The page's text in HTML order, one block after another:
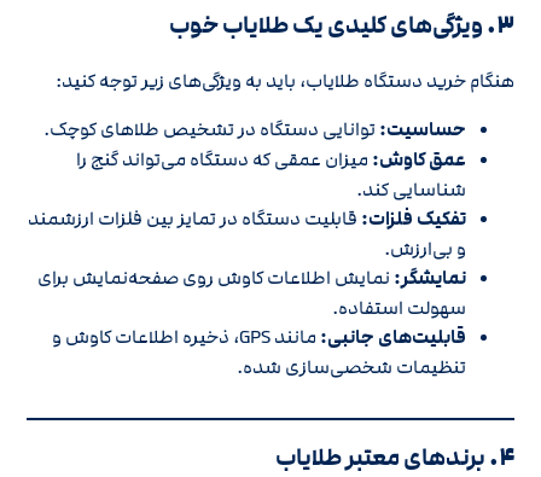
۳. ویژگی‌های کلیدی یک طلایاب خوب
هنگام خرید دستگاه طلایاب، باید به ویژگی‌های زیر توجه کنید:
حساسیت:توانایی دستگاه در تشخیص طلاهای کوچک.
عمق کاوش: میزان عمقی که دستگاه می‌تواند گنج را
شناسایی کند.
تفکیک فلزات: قابلیت دستگاه در تمایز بین فلزات ارزشمند
و بی‌ارزش.
نمایشگر: نمایش اطلاعات کاوش روی صفحه‌نمایش برای
سهولت استفاده.
قابلیت‌های جانبی:
مانند GPS، ذخیره اطلاعات کاوش و
تنظیمات شخصی‌سازی شده.
۴. برندهای معتبر طلایاب